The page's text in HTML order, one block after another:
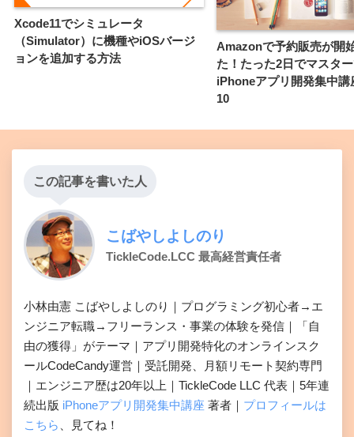
Xcode11でシミュレータ
（Simulator）に機種やiOSバージ
ョンを追加する方法
Amazonで予約販売が開
た！たった2日でマスタ
iPhoneアプリ開発集中講
10
この記事を書いた人
こばやしよしのり
TickleCode.LCC 最高経営責任者
小林由憲 こばやしよしのり｜プログラミング初心者→エ
ンジニア転職→フリーランス・事業の体験を発信｜「自
由の獲得」がテーマ｜アプリ開発特化のオンラインスク
ールCodeCandy運営｜受託開発、月額リモート契約専門
｜エンジニア歴は20年以上｜TickleCode LLC 代表｜5年連
続出版 iPhoneアプリ開発集中講座 著者｜ プロフィールは
こちら
、見てね！